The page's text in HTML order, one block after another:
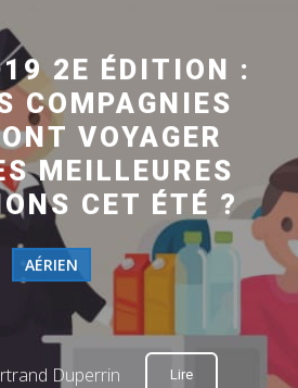
2E ÉDITION :
COMPAGNIES
VOYAGER
MEILLEURES
CET ÉTÉ ?
AÉRIEN
Duperrin Lire